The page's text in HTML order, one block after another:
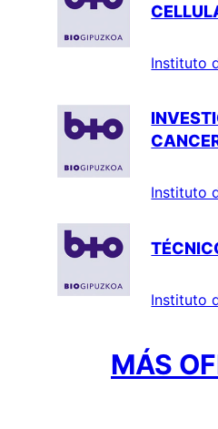
Instituto
Instituto
Instituto
MÁS